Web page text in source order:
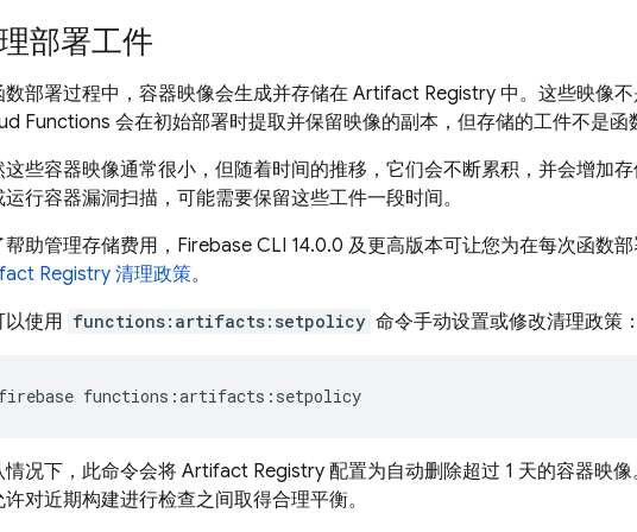
部署工件
数部署过程中，容器映像会生成并存储在 Artifact Registry 中。这些映像
Functions 会在初始部署时提取并保留映像的副本，但存储的工件不是
这些容器映像通常很小，但随着时间的推移，它们会不断累积，并会增加
运行容器漏洞扫描，可能需要保留这些工件一段时间。
帮助管理存储费用， Firebase CLI 14.0.0 及更高版本可让您为在每次函数
Registry 清理政策。
以使用 functions:artifacts:setpolicy 命令手动设置或修改清理政策
firebase
情况下，此命令会将 Artifact Registry 配置为自动删除超过 1 天的容器映
许对近期构建进行检查之间取得合理平衡。